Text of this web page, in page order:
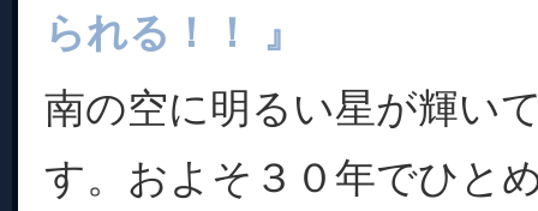
られる！！ 』
南の空に明るい星が輝い
す。およそ３０年でひと